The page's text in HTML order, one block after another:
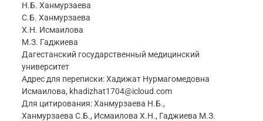
Н.Б. Ханмурзаева
С.Б. Ханмурзаева
Х.Н. Исмаилова
М.З. Гаджиева
Дагестанский государственный медицинский
университет
Адрес для переписки: Хадижат Нурмагомедовна
Исмаилова, khadizhat1704@icloud.com
Для цитирования: Ханмурзаева Н.Б.,
Ханмурзаева С.Б., Исмаилова Х.Н., Гаджиева М.З.